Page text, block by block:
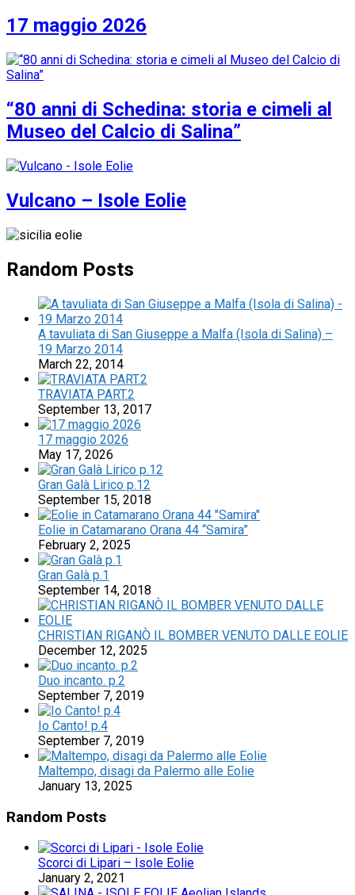
17 maggio 2026
“80 anni di Schedina: storia e cimeli al
Museo del Calcio di Salina”
Vulcano – Isole Eolie
Random Posts
A tavuliata di San Giuseppe a Malfa (Isola di Salina) –
19 Marzo 2014
March 22, 2014
TRAVIATA PART.2
September 13, 2017
17 maggio 2026
May 17, 2026
Gran Galà Lirico p.12
September 15, 2018
Eolie in Catamarano Orana 44 “Samira”
February 2, 2025
Gran Galà p.1
September 14, 2018
CHRISTIAN RIGANÒ IL BOMBER VENUTO DALLE EOLIE
December 12, 2025
Duo incanto. p.2
September 7, 2019
Io Canto! p.4
September 7, 2019
Maltempo, disagi da Palermo alle Eolie
January 13, 2025
Random Posts
Scorci di Lipari – Isole Eolie
January 2, 2021